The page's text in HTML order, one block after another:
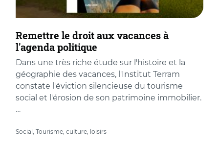
Remettre le droit aux vacances à
l'agenda politique
Dans une très riche étude sur l'histoire et la
géographie des vacances, l'Institut Terram
constate l'éviction silencieuse du tourisme
social et l'érosion de son patrimoine immobilier.
…
Social, Tourisme, culture, loisirs